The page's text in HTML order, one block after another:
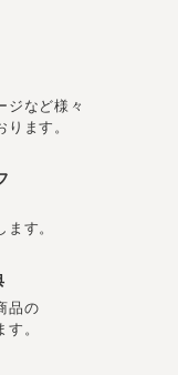
ジなど様々
ます。
す。
品の
。